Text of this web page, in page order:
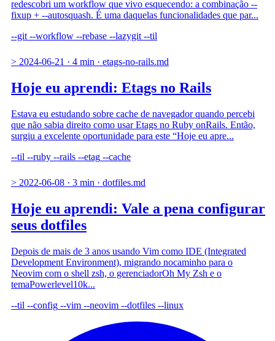
redescobri um workflow que vivo esquecendo: a combinação --
fixup + --autosquash. É uma daquelas funcionalidades que par...
--git --workflow --rebase --lazygit --til
> 2024-06-21 · 4 min · etags-no-rails.md
Hoje eu aprendi: Etags no Rails
Estava eu estudando sobre cache de navegador quando percebi
que não sabia direito como usar Etags no Ruby onRails. Então,
surgiu a excelente oportunidade para este “Hoje eu apre...
--til --ruby --rails --etag --cache
> 2022-06-08 · 3 min · dotfiles.md
Hoje eu aprendi: Vale a pena configurar
seus dotfiles
Depois de mais de 3 anos usando Vim como IDE (Integrated
Development Environment), migrando nocaminho para o
Neovim com o shell zsh, o gerenciadorOh My Zsh e o
temaPowerlevel10k...
--til --config --vim --neovim --dotfiles --linux